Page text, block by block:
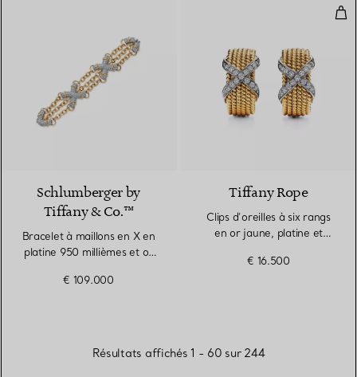
Schlumberger by
Tiffany & Co.™
Bracelet à maillons en X en
platine 950 millièmes et or
€ 109.000
Tiffany Rope
Clips d’oreilles à six rangs
en or jaune, platine et
€ 16.500
Résultats affichés 1 - 60 sur 244